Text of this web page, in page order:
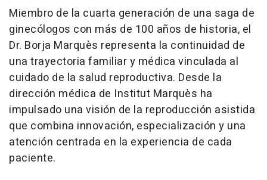
Miembro de la cuarta generación de una saga de
ginecólogos con más de 100 años de historia, el
Dr. Borja Marquès representa la continuidad de
una trayectoria familiar y médica vinculada al
cuidado de la salud reproductiva. Desde la
dirección médica de Institut Marquès ha
impulsado una visión de la reproducción asistida
que combina innovación, especialización y una
atención centrada en la experiencia de cada
paciente.